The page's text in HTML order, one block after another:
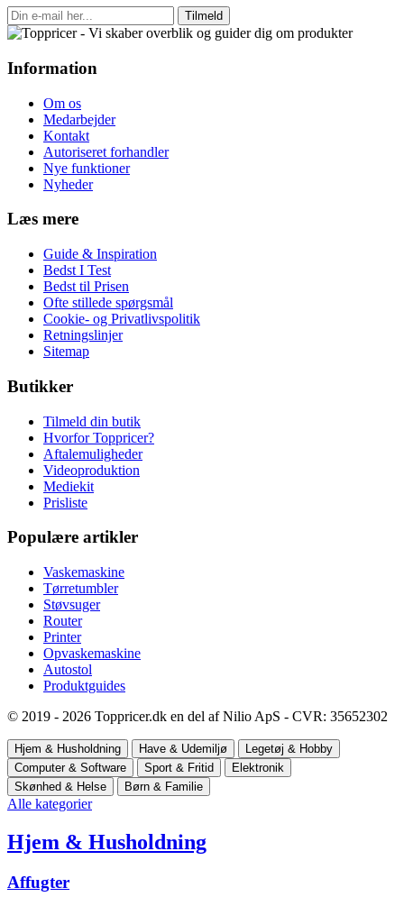
Tilmeld
Information
Om os
Medarbejder
Kontakt
Autoriseret forhandler
Nye funktioner
Nyheder
Læs mere
Guide & Inspiration
Bedst I Test
Bedst til Prisen
Ofte stillede spørgsmål
Cookie- og Privatlivspolitik
Retningslinjer
Sitemap
Butikker
Tilmeld din butik
Hvorfor Toppricer?
Aftalemuligheder
Videoproduktion
Mediekit
Prisliste
Populære artikler
Vaskemaskine
Tørretumbler
Støvsuger
Router
Printer
Opvaskemaskine
Autostol
Produktguides
© 2019 - 2026 Toppricer.dk en del af Nilio ApS - CVR: 35652302
Hjem & Husholdning Have & Udemiljø
Legetøj & Hobby
Computer & Software
Sport & Fritid
Elektronik
Skønhed & Helse
Børn & Familie
Alle kategorier
Hjem & Husholdning
Affugter